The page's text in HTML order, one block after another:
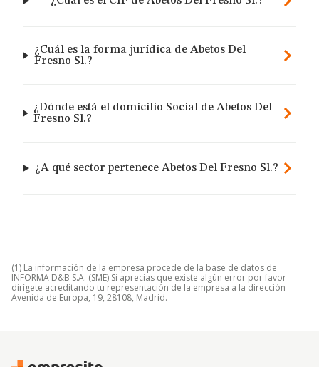
¿Cuál es la forma jurídica de Abetos Del
Fresno Sl.?
¿Dónde está el domicilio Social de Abetos Del
Fresno Sl.?
¿A qué sector pertenece Abetos Del Fresno Sl.?
(1) La información de la empresa procede de la base de datos de
INFORMA D&B S.A. (SME) Si aprecias que existe algún error por favor
dirígete acreditando tu representación de la empresa a la dirección
Avenida de Europa, 19, 28108, Madrid.